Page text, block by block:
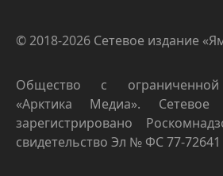
© 2018-2026 Сетевое издание
Общество с ограниченной
«Арктика Медиа». Сетевое
зарегистрировано
свидетельство Эл № ФС 77-72641